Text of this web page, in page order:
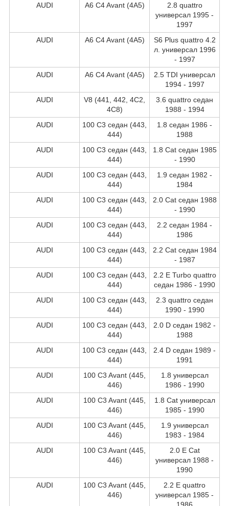
AUDI
A6 C4 Avant (4A5)
2.8 quattro
универсал 1995 -
1997
AUDI
A6 C4 Avant (4A5)
S6 Plus quattro 4.2
л. универсал 1996
- 1997
AUDI
A6 C4 Avant (4A5)
2.5 TDI универсал
1994 - 1997
AUDI
V8 (441, 442, 4C2,
4C8)
3.6 quattro седан
1988 - 1994
AUDI
100 C3 седан (443,
444)
1.8 седан 1986 -
1988
AUDI
100 C3 седан (443,
444)
1.8 Cat седан 1985
- 1990
AUDI
100 C3 седан (443,
444)
1.9 седан 1982 -
1984
AUDI
100 C3 седан (443,
444)
2.0 Cat седан 1988
- 1990
AUDI
100 C3 седан (443,
444)
2.2 седан 1984 -
1986
AUDI
100 C3 седан (443,
444)
2.2 Cat седан 1984
- 1987
AUDI
100 C3 седан (443,
444)
2.2 E Turbo quattro
седан 1986 - 1990
AUDI
100 C3 седан (443,
444)
2.3 quattro седан
1990 - 1990
AUDI
100 C3 седан (443,
444)
2.0 D седан 1982 -
1988
AUDI
100 C3 седан (443,
444)
2.4 D седан 1989 -
1991
AUDI
100 C3 Avant (445,
446)
1.8 универсал
1986 - 1990
AUDI
100 C3 Avant (445,
446)
1.8 Cat универсал
1985 - 1990
AUDI
100 C3 Avant (445,
446)
1.9 универсал
1983 - 1984
AUDI
100 C3 Avant (445,
446)
2.0 E Cat
универсал 1988 -
1990
AUDI
100 C3 Avant (445,
446)
2.2 E quattro
универсал 1985 -
1986